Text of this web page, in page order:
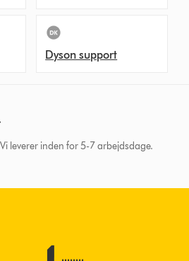
Dyson support
leverer inden for 5-7 arbejdsdage.